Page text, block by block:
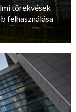
törekvések
felhasználása